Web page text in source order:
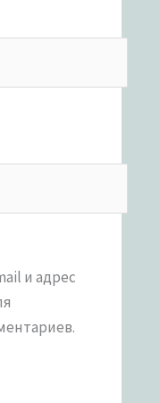
и адрес